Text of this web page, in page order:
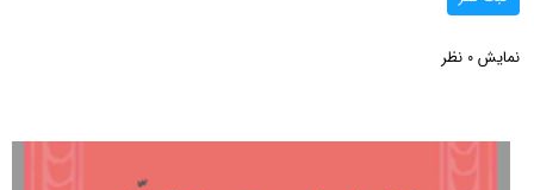
نمایش 0 نظر